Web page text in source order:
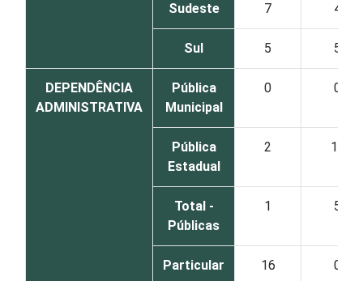
Sudeste 7 4
Sul 5 5
DEPENDÊNCIA
ADMINISTRATIVA
Pública
Municipal
0 0
Pública
Estadual
2 10
Total -
Públicas
1 5
Particular 16 0